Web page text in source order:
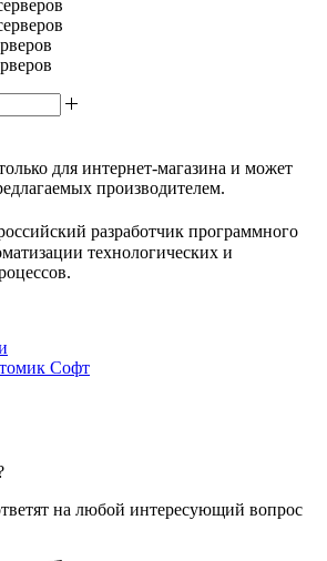
для интернет-магазина и может
производителем.
разработчик программного
технологических и
Софт
на любой интересующий вопрос